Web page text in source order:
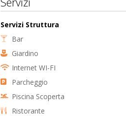
Servizi Struttura
Bar
Giardino
Internet WI-FI
Parcheggio
Piscina Scoperta
Ristorante